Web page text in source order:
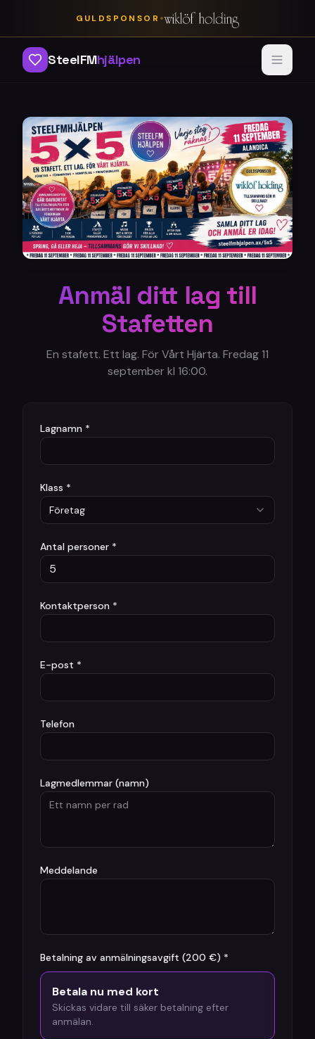
GULDSPONSOR •
SteelFMhjälpen
Anmäl ditt lag till
Stafetten
En stafett. Ett lag. För Vårt Hjärta. Fredag 11
september kl 16:00.
Lagnamn *
Klass *
Företag
Antal personer *
Kontaktperson *
E-post *
Telefon
Lagmedlemmar (namn)
Meddelande
Betalning av anmälningsavgift (200 €) *
Betala nu med kort
Skickas vidare till säker betalning efter
anmälan.